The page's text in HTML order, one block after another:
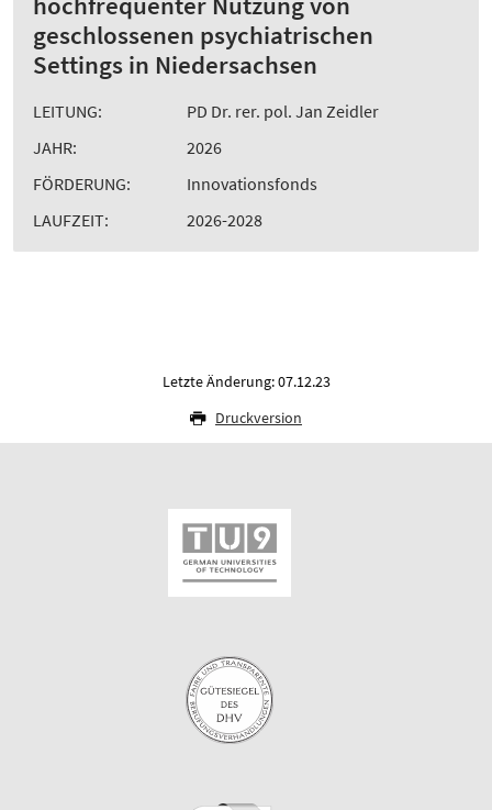
geschlossenen psychiatrischen
Settings in Niedersachsen
LEITUNG:
PD Dr. rer. pol. Jan Zeidler
JAHR:
2026
FÖRDERUNG:
Innovationsfonds
LAUFZEIT:
2026-2028
Letzte Änderung: 07.12.23
Druckversion